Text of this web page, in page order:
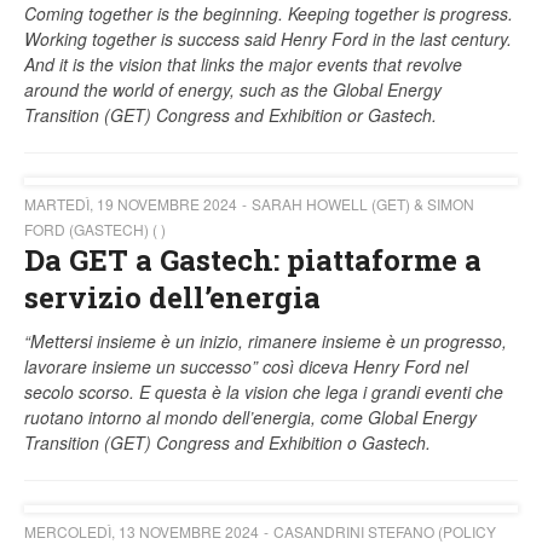
Coming together is the beginning. Keeping together is progress.
Working together is success said Henry Ford in the last century.
And it is the vision that links the major events that revolve
around the world of energy, such as the Global Energy
Transition (GET) Congress and Exhibition or Gastech.
MARTEDÌ, 19 NOVEMBRE 2024
SARAH HOWELL (GET) & SIMON
FORD (GASTECH) ( )
Da GET a Gastech: piattaforme a
servizio dell’energia
“Mettersi insieme è un inizio, rimanere insieme è un progresso,
lavorare insieme un successo” così diceva Henry Ford nel
secolo scorso. E questa è la vision che lega i grandi eventi che
ruotano intorno al mondo dell’energia, come Global Energy
Transition (GET) Congress and Exhibition o Gastech.
MERCOLEDÌ, 13 NOVEMBRE 2024
CASANDRINI STEFANO (POLICY